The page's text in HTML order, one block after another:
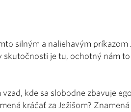
silným a naliehavým príkazom
skutočnosti je tu, ochotný nám
kde sa slobodne zbavuje
kráčať za Ježišom?